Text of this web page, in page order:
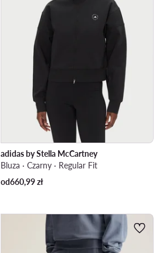
adidas by Stella McCartney
Bluza · Czarny · Regular Fit
od660,99zł